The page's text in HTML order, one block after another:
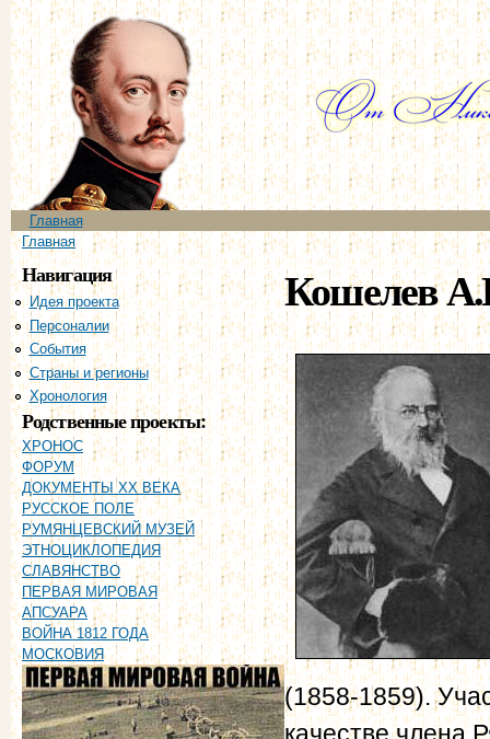
Главное меню
Главная
Вы здесь
Главная
Навигация
Идея проекта
Персоналии
События
Страны и регионы
Хронология
Родственные проекты:
ХРОНОС
ФОРУМ
ДОКУМЕНТЫ XX ВЕКА
РУССКОЕ ПОЛЕ
РУМЯНЦЕВСКИЙ МУЗЕЙ
ЭТНОЦИКЛОПЕДИЯ
СЛАВЯНСТВО
ПЕРВАЯ МИРОВАЯ
АПСУАРА
ВОЙНА 1812 ГОДА
МОСКОВИЯ
Кошелев
(1858-1859).
качестве члена